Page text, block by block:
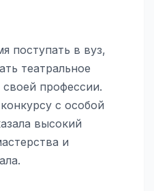
поступать в вуз,
театральное
своей профессии.
с особой
высокий
и